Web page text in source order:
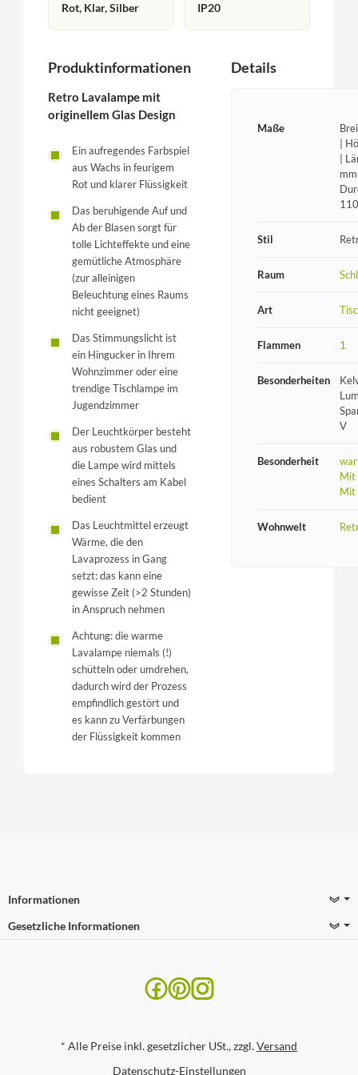
Rot, Klar, Silber IP20
Produktinformationen
Retro Lavalampe mit
originellem Glas Design
Ein aufregendes Farbspiel
aus Wachs in feurigem
Rot und klarer Flüssigkeit
Das beruhigende Auf und
Ab der Blasen sorgt für
tolle Lichteffekte und eine
gemütliche Atmosphäre
(zur alleinigen
Beleuchtung eines Raums
nicht geeignet)
Das Stimmungslicht ist
ein Hingucker in Ihrem
Wohnzimmer oder eine
trendige Tischlampe im
Jugendzimmer
Der Leuchtkörper besteht
aus robustem Glas und
die Lampe wird mittels
eines Schalters am Kabel
bedient
Das Leuchtmittel erzeugt
Wärme, die den
Lavaprozess in Gang
setzt: das kann eine
gewisse Zeit (>2 Stunden)
in Anspruch nehmen
Achtung: die warme
Lavalampe niemals (!)
schütteln oder umdrehen,
dadurch wird der Prozess
empfindlich gestört und
es kann zu Verfärbungen
der Flüssigkeit kommen
Details
Maße
|
|
Stil
Raum
Art
Flammen 1
Besonderheiten
V
Besonderheit
Mit
Mit
Wohnwelt
Informationen
Gesetzliche Informationen
* Alle Preise inkl. gesetzlicher USt., zzgl.Versand
Datenschutz-Einstellungen